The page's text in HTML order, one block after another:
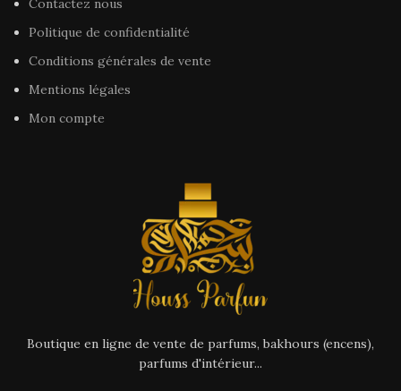
Politique de confidentialité
Conditions générales de vente
Mentions légales
Mon compte
Boutique en ligne de vente de parfums, bakhours (encens),
parfums d'intérieur...